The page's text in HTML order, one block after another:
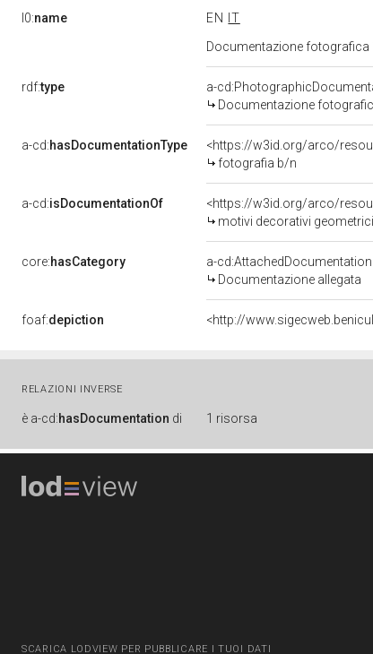
l0:name EN
IT
Documentazione fotografica
rdf:type
a-
Documentazione
a-cd:hasDocumentationType
<https://w3id.org/arco/
fotografia b/n
a-cd:isDocumentationOf
<https://w3id.org/arco/
motivi decorativi
core:hasCategory
a-cd:AttachedDocumentation
Documentazione allegata
foaf:depiction <http://
RELAZIONI INVERSE
è a-cd:hasDocumentation di 1 risorsa
SCARICA LODVIEW PER PUBBLICARE I TUOI DATI